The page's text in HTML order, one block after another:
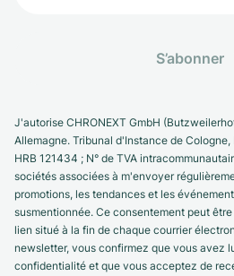
S’abonner
J'autorise CHRONEXT GmbH
Allemagne. Tribunal d'Instance de
HRB 121434 ; N° de TVA
sociétés associées à m'envoyer
promotions, les tendances et les
susmentionnée. Ce consentement peut
lien situé à la fin de chaque courrier
newsletter, vous confirmez que vous avez
confidentialité et que vous acceptez de